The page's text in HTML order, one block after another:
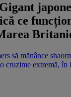
ce
să mănânce
cruzime extremă, în